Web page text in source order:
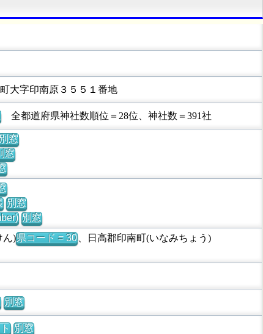
大字印南原３５５１番地
全都道府県神社数順位＝28位、神社数＝391社
窓
窓
別窓
別窓
ん)県コード = 30、日高郡印南町(いなみちょう)
別窓
別窓